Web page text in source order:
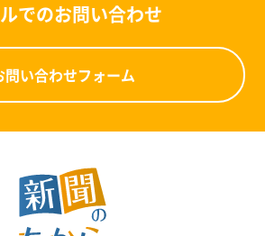
でのお問い合わせ
問い合わせフォーム